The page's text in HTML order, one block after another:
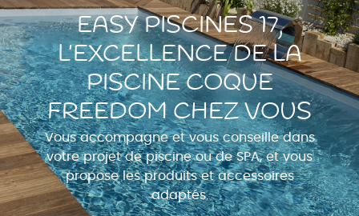
EASY PISCINES 17,
L’EXCELLENCE DE LA
PISCINE COQUE
FREEDOM CHEZ VOUS
Vous accompagne et vous conseille dans
votre projet de piscine ou de SPA, et vous
propose les produits et accessoires
adaptés.